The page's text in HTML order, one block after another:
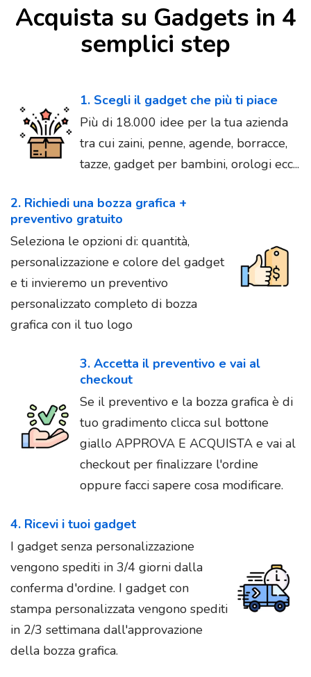
Acquista su Gadgets in 4
semplici step
1. Scegli il gadget che più ti piace
Più di 18.000 idee per la tua azienda
tra cui zaini, penne, agende, borracce,
tazze, gadget per bambini, orologi ecc...
2. Richiedi una bozza grafica +
preventivo gratuito
Seleziona le opzioni di: quantità,
personalizzazione e colore del gadget
e ti invieremo un preventivo
personalizzato completo di bozza
grafica con il tuo logo
3. Accetta il preventivo e vai al
checkout
Se il preventivo e la bozza grafica è di
tuo gradimento clicca sul bottone
giallo APPROVA E ACQUISTA e vai al
checkout per finalizzare l'ordine
oppure facci sapere cosa modificare.
4. Ricevi i tuoi gadget
I gadget senza personalizzazione
vengono spediti in 3/4 giorni dalla
conferma d'ordine. I gadget con
stampa personalizzata vengono spediti
in 2/3 settimana dall'approvazione
della bozza grafica.